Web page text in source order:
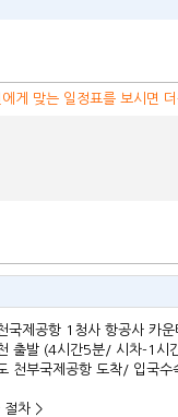
게 맞는 일정표를 보시면
국제공항 1청사 항공사 카운
출발 (4시간5분/ 시차-1시
천부국제공항 도착/ 입국수
절차 >